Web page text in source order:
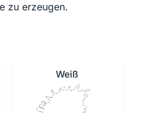
zu erzeugen.
Weiß